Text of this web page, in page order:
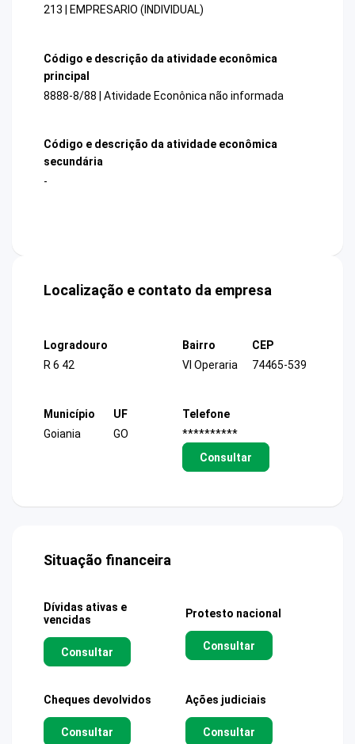
213 | EMPRESARIO (INDIVIDUAL)
Código e descrição da atividade econômica
principal
8888-8/88 | Atividade Econônica não informada
Código e descrição da atividade econômica
secundária
-
Localização e contato da empresa
Logradouro
R 6 42
Bairro
Vl Operaria
CEP
74465-539
Município
Goiania
UF
GO
Telefone
**********
Consultar
Situação financeira
Dívidas ativas e
vencidas
Consultar
Protesto nacional
Consultar
Cheques devolvidos
Consultar
Ações judiciais
Consultar